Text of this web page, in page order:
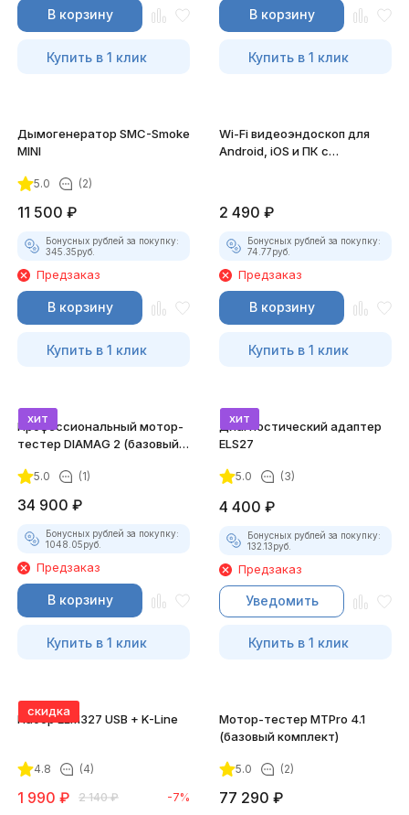
В корзину
Купить в 1 клик
В корзину
Купить в 1 клик
Дымогенератор SMC-Smoke
MINI
5.0 (2)
11 500 ₽
Бонусных рублей за покупку:
345.35руб.
Предзаказ
В корзину
Купить в 1 клик
Wi-Fi видеоэндоскоп для
Android, iOS и ПК с
2 490 ₽
Бонусных рублей за покупку:
74.77руб.
Предзаказ
В корзину
Купить в 1 клик
хит
Профессиональный мотор-
тестер DIAMAG 2 (базовый
5.0 (1)
34 900 ₽
Бонусных рублей за покупку:
1048.05руб.
Предзаказ
В корзину
Купить в 1 клик
хит
Диагностический адаптер
ELS27
5.0 (3)
4 400 ₽
Бонусных рублей за покупку:
132.13руб.
Предзаказ
Уведомить
Купить в 1 клик
скидка
Набор ELM327 USB + K-Line
4.8 (4)
1 990 ₽ 2 140 ₽ -7%
Мотор-тестер MTPro 4.1
(базовый комплект)
5.0 (2)
77 290 ₽